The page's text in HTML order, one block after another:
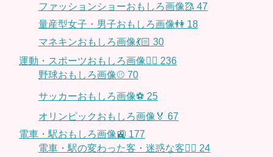
ファッションショーおもしろ画像🥻 47
量産型女子・男子おもしろ画像👫 18
マネキンおもしろ画像💃🏻 30
運動・スポーツおもしろ画像🏃‍♂️ 236
野球おもしろ画像⚾ 70
サッカーおもしろ画像⚽️ 25
オリンピックおもしろ画像🏅 67
電車・駅おもしろ画像🚉 177
電車・駅の変わった客・迷惑な客🤦‍♀️ 24